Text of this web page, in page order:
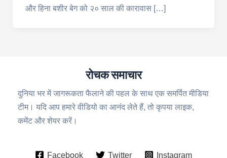
और हिना बशीर बेग को २० साल की कारावास […]
रोचक समाचार
दुनिया भर में जागरूकता फैलाने की पहल के साथ एक समर्पित मीडिया
टीम। यदि आप हमारे वीडियो का आनंद लेते हैं, तो कृपया लाइक,
कमेंट और शेयर करें।
Facebook Twitter Instagram